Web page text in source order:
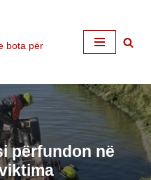
bota për
përfundon në